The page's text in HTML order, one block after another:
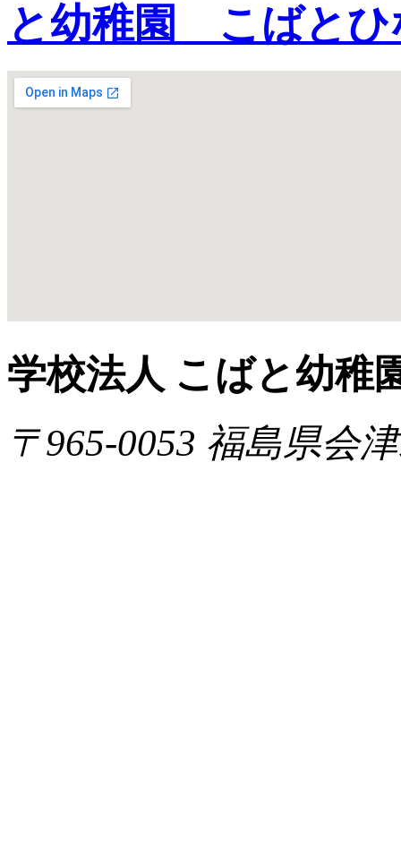
学校法人 こばと幼稚
〒965-0053 福島県会